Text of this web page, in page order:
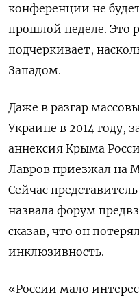
конференции не
прошлой неделе. Это
подчеркивает,
Западом.
Даже в разгар
Украине в 2014 году,
аннексия Крыма
Лавров приезжал на
Сейчас
назвала форум
сказав, что он
инклюзивность.
«России мало